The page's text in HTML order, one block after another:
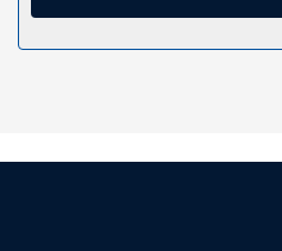
jacuzzi oraz całodobowe